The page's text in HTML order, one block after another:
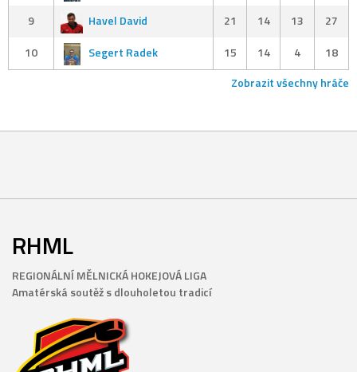
9
Havel David 21 14 13
27
10
Segert Radek 15 14 4
18
Zobrazit všechny hráče
RHML
REGIONÁLNÍ MĚLNICKÁ HOKEJOVÁ LIGA
Amatérská soutěž s dlouholetou tradicí